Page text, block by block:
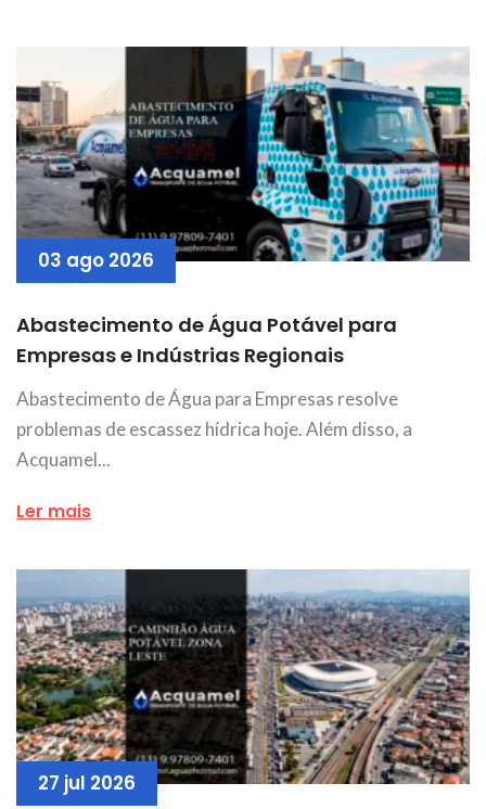
03 ago 2026
Abastecimento de Água Potável para
Empresas e Indústrias Regionais
Abastecimento de Água para Empresas resolve
problemas de escassez hídrica hoje. Além disso, a
Acquamel...
Ler mais
27 jul 2026